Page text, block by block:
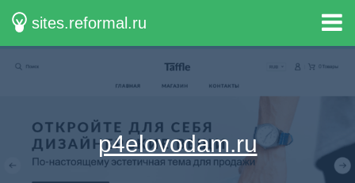
sites.reformal.ru
p4elovodam.ru